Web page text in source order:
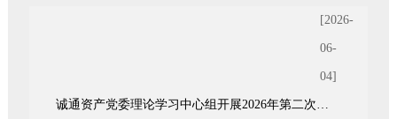
[2026-
06-
04]
诚通资产党委理论学习中心组开展2026年第二次集体（扩大）学习